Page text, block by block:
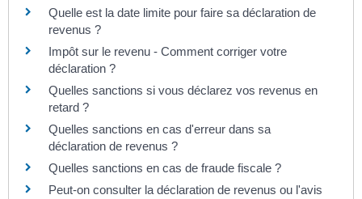
Quelle est la date limite pour faire sa déclaration de
revenus ?
Impôt sur le revenu - Comment corriger votre
déclaration ?
Quelles sanctions si vous déclarez vos revenus en
retard ?
Quelles sanctions en cas d'erreur dans sa
déclaration de revenus ?
Quelles sanctions en cas de fraude fiscale ?
Peut-on consulter la déclaration de revenus ou l'avis